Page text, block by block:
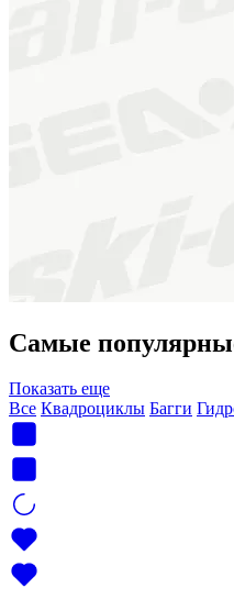
Самые
Показать еще
Все Квадроциклы Багги